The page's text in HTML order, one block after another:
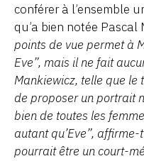
conférer à l’ensemble
qu’a bien notée Pascal
points de vue permet à
Eve”, mais il ne fait
Mankiewicz, telle que le
de proposer un portrait
bien de toutes les
autant qu’Eve”,
pourrait être un court-